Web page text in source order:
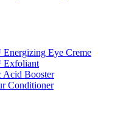
Eye Creme
Exfoliant
Acid Booster
Conditioner